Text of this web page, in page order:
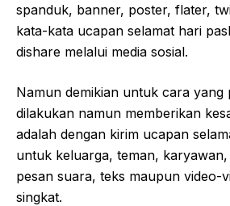
spanduk, banner, poster, flater,
kata-kata ucapan selamat hari
dishare melalui media sosial.
Namun demikian untuk cara yang
dilakukan namun memberikan
adalah dengan kirim ucapan
untuk keluarga, teman,
pesan suara, teks maupun video-
singkat.